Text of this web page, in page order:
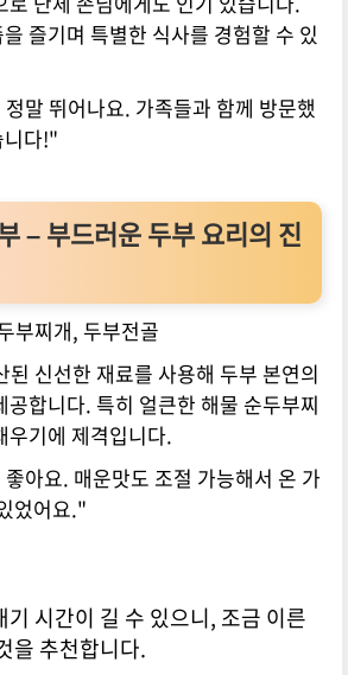
즐기며 특별한 식사를 경험할 수 있
말 뛰어나요. 가족들과 함께 방문했
니다!"
– 부드러운 두부 요리의 진
부찌개, 두부전골
된 신선한 재료를 사용해 두부 본연의
공합니다. 특히 얼큰한 해물 순두부찌
우기에 제격입니다.
아요. 매운맛도 조절 가능해서 온 가
었어요."
시간이 길 수 있으니, 조금 이른
을 추천합니다.